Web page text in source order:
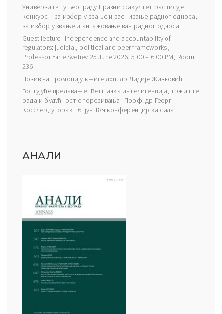
Универзитет у Београду Правни факултет расписује
конкурс – за избор у звање и заснивање радног односа,
за избор у звање и ангажовање ван радног односа
Guest lecture “Independence and accountability of
regulators: judicial, political and peer frameworks”,
Professor Yane Svetiev 25 June 2026, 5.00 – 6.00 PM, Room
236
Позив на промоцију књиге доц. др Лидије Живковић
Гостујуће предавање “Вештачка интелигенција, тржиште
рада и будућност опорезивања” Проф. др Георг
Кофлер, уторак 16. јун 18ч конференцијска сала
АНАЛИ